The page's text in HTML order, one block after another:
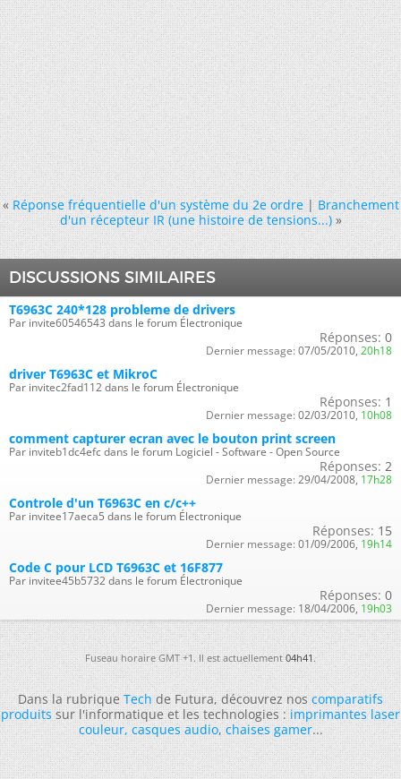
« Réponse fréquentielle d'un système du 2e ordre|Branchement
d'un récepteur IR (une histoire de tensions...) »
DISCUSSIONS SIMILAIRES
T6963C 240*128 probleme de drivers
Par invite60546543 dans le forum Électronique
Réponses: 0
Dernier message: 07/05/2010, 20h18
driver T6963C et MikroC
Par invitec2fad112 dans le forum Électronique
Réponses: 1
Dernier message: 02/03/2010, 10h08
comment capturer ecran avec le bouton print screen
Par inviteb1dc4efc dans le forum Logiciel - Software - Open Source
Réponses: 2
Dernier message: 29/04/2008, 17h28
Controle d'un T6963C en c/c++
Par invitee17aeca5 dans le forum Électronique
Réponses: 15
Dernier message: 01/09/2006, 19h14
Code C pour LCD T6963C et 16F877
Par invitee45b5732 dans le forum Électronique
Réponses: 0
Dernier message: 18/04/2006, 19h03
Fuseau horaire GMT +1. Il est actuellement04h41.
Dans la rubriqueTechde Futura, découvrez noscomparatifs
produitssur l'informatique et les technologies :imprimantes laser
couleur,casques audio,chaises gamer...